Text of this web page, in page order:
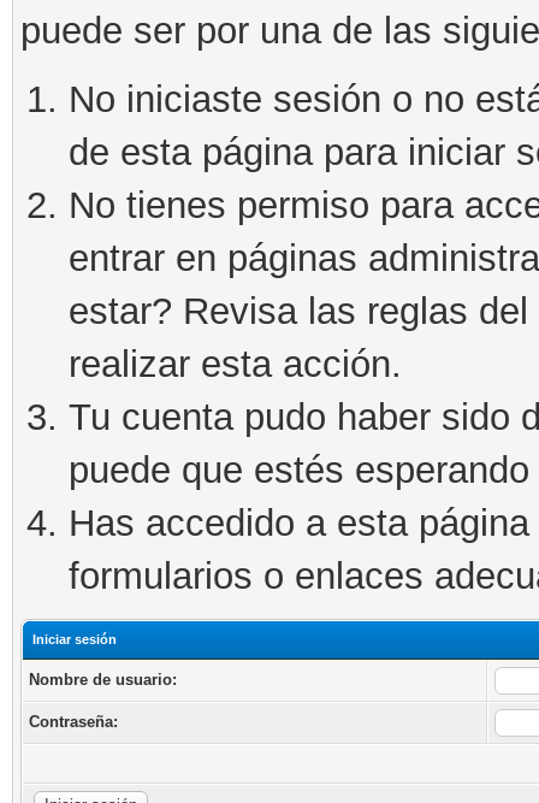
puede ser por una de las
No iniciaste sesión o no
de esta página para iniciar
No tienes permiso para
entrar en páginas
estar? Revisa las reglas
realizar esta acción.
Tu cuenta pudo haber sido
puede que estés
Has accedido a esta
formularios o enlaces
Iniciar sesión
Nombre de usuario:
Contraseña: